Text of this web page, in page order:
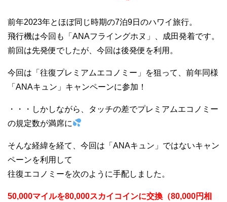
前年2023年とほぼ同じ時期の7泊9日のハワイ旅行。
飛行機は今回も「ANAフライングホヌ」、成田発着です。
前回は先発便でしたが、今回は後発便を利用。
今回は「往復プレミアムエコノミー」を狙って、前年同様
「ANAキュン」キャンペーンに参加！
・・・しかしながら、タッチの差でプレミアムエコノミー
の規定数が満席に
そんな経緯を経て、今回は「ANAキュン」ではないキャン
ペーンを利用して
往復エコノミーを次のように手配しました。
50,000マイルを80,000スカイコインに交換（80,000円相